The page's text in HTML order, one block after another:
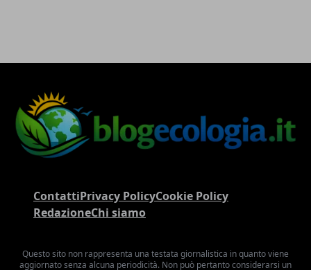
ContattiPrivacy PolicyCookie Policy
RedazioneChi siamo
Questo sito non rappresenta una testata giornalistica in quanto viene
aggiornato senza alcuna periodicità. Non può pertanto considerarsi un